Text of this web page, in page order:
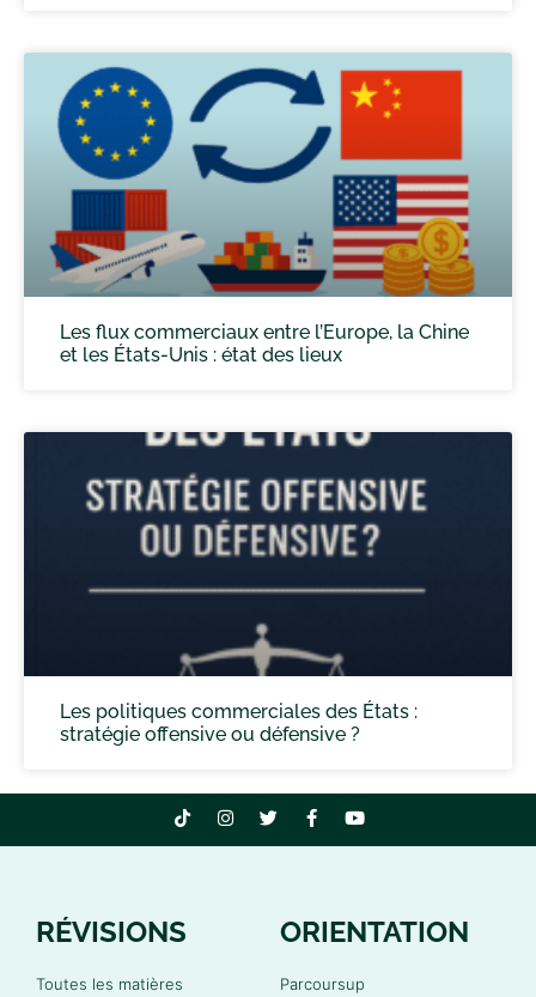
Les flux commerciaux entre l’Europe, la Chine
et les États-Unis : état des lieux
Les politiques commerciales des États :
stratégie offensive ou défensive ?
RÉVISIONS
Toutes les matières
ORIENTATION
Parcoursup